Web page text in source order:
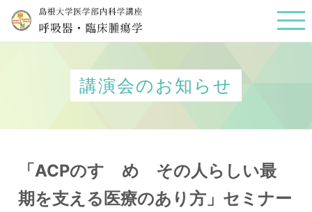
講演会のお知らせ
「ACPのすゝめ その人らしい最
期を支える医療のあり方」セミナー